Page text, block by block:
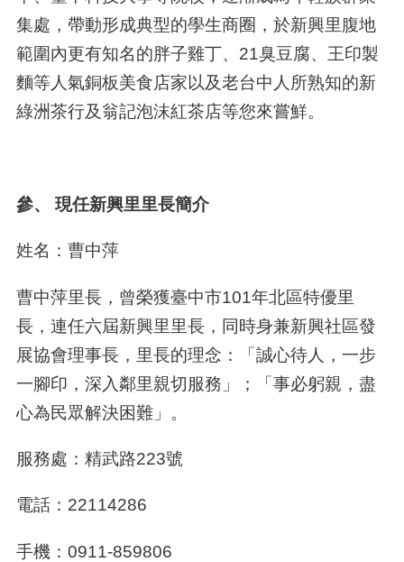
集處，帶動形成典型的學生商圈，於新興里腹地
範圍內更有知名的胖子雞丁、 21臭豆腐、王印製
麵等人氣銅板美食店家以及老台中人所熟知的新
綠洲茶行及翁記泡沫紅茶店等您來嘗鮮。
參、 現任新興里里長簡介
姓名：曹中萍
曹中萍里長，曾榮獲臺中市101年北區特優里
長，連任六屆新興里里長，同時身兼新興社區發
展協會理事長，里長的理念：「誠心待人，一步
一腳印，深入鄰里親切服務」；「事必躬親，盡
心為民眾解決困難」。
服務處：精武路223號
電話：22114286
手機：0911-859806